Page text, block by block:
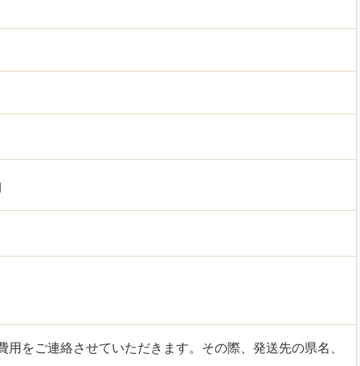
をご連絡させていただきます。その際、発送先の県名、